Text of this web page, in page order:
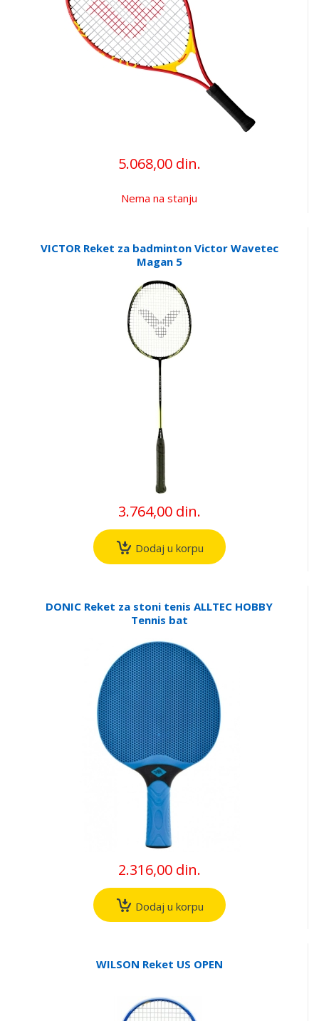
5.068,00 din.
Nema na stanju
VICTOR Reket za badminton Victor Wavetec
Magan 5
3.764,00 din.
Dodaj u korpu
DONIC Reket za stoni tenis ALLTEC HOBBY
Tennis bat
2.316,00 din.
Dodaj u korpu
WILSON Reket US OPEN